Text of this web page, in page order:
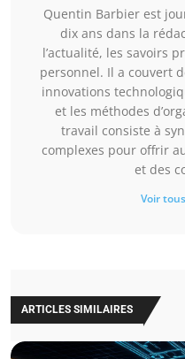
Quentin Barbier est
dix ans dans la
l’actualité, les savoirs
personnel. Il a couvert
innovations
et les méthodes
travail consiste à
complexes pour offrir
et des
Voir
ARTICLES SIMILAIRES